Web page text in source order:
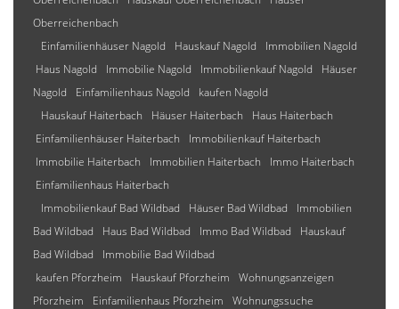
Oberreichenbach
Einfamilienhäuser Nagold
Hauskauf Nagold
Immobilien Nagold
Haus Nagold
Immobilie Nagold Immobilienkauf Nagold
Häuser
Nagold
Einfamilienhaus Nagold
kaufen Nagold
Hauskauf Haiterbach
Häuser Haiterbach
Haus Haiterbach
Einfamilienhäuser Haiterbach
Immobilienkauf Haiterbach
Immobilie Haiterbach
Immobilien Haiterbach
Immo Haiterbach
Einfamilienhaus Haiterbach
Immobilienkauf Bad Wildbad
Häuser Bad Wildbad
Immobilien
Bad Wildbad
Haus Bad Wildbad Immo Bad Wildbad
Hauskauf
Bad Wildbad
Immobilie Bad Wildbad
kaufen Pforzheim
Hauskauf Pforzheim
Wohnungsanzeigen
Pforzheim
Einfamilienhaus Pforzheim
Wohnungssuche